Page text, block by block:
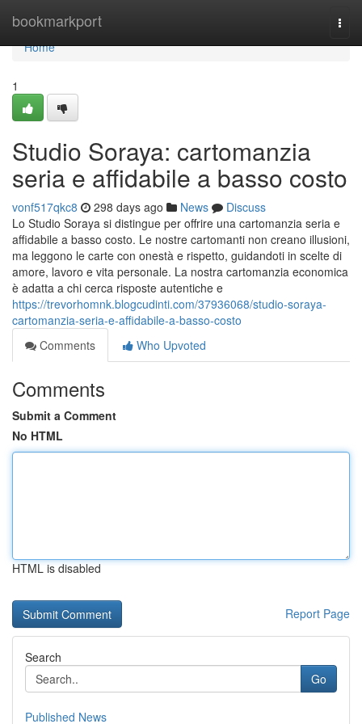
bookmarkport
Home
Home
1
Studio Soraya: cartomanzia
seria e affidabile a basso costo
vonf517qkc8 298 days ago News
Discuss
Lo Studio Soraya si distingue per offrire una cartomanzia seria e
affidabile a basso costo. Le nostre cartomanti non creano illusioni,
ma leggono le carte con onestà e rispetto, guidandoti in scelte di
amore, lavoro e vita personale. La nostra cartomanzia economica
è adatta a chi cerca risposte autentiche e
https://trevorhomnk.blogcudinti.com/37936068/studio-soraya-
cartomanzia-seria-e-affidabile-a-basso-costo
Comments
Who Upvoted
Comments
Submit a Comment
No HTML
HTML is disabled
Report Page
Search
Go
Published News